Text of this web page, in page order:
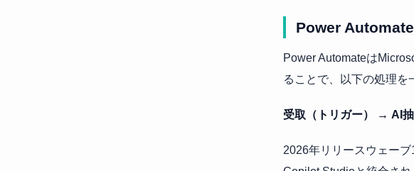
Power Automate
Power Automateは
ることで、以下の処理を
受取（トリガー） → AI
2026年リリースウェー